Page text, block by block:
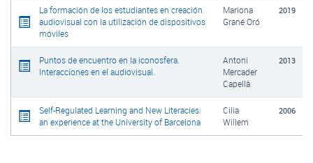
La formación de los estudiantes en creación
audiovisual con la utilización de dispositivos
móviles
Mariona
Grané Oró
2019
Puntos de encuentro en la iconosfera.
Interacciones en el audiovisual.
Antoni
Mercader
Capellà
2013
Self-Regulated Learning and New Literacies:
an experience at the University of Barcelona
Cilia
Willem
2006